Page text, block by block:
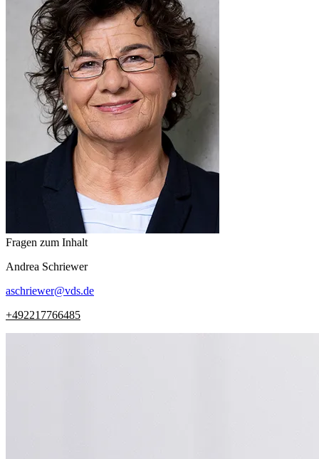
Fragen zum Inhalt
Andrea Schriewer
aschriewer@vds.de
+492217766485